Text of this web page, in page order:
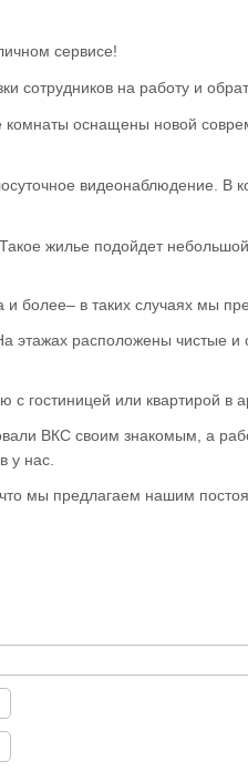
сервисе!
сотрудников на работу и
оснащены новой
видеонаблюдение. В
жилье подойдет
более– в таких случаях мы
этажах расположены чистые
гостиницей или квартирой в
ВКС своим знакомым, а
у нас.
мы предлагаем нашим